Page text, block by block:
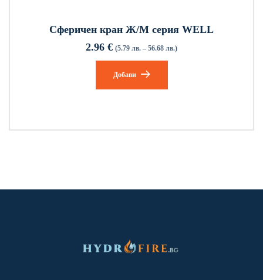
Сферичен кран Ж/М серия WELL
2.96 € (5.79 лв. – 56.68 лв.)
Добави